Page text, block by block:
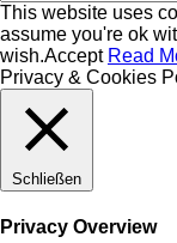
This website uses
assume you're ok
wish.Accept Read
Privacy & Cookies
Schließen
Privacy Overview